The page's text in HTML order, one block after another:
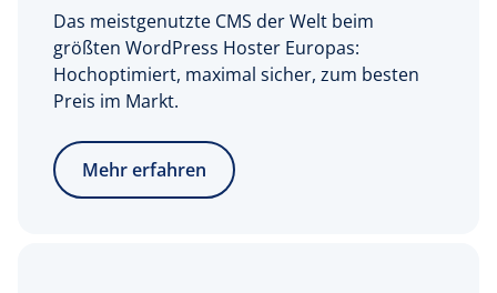
Das meistgenutzte CMS der Welt beim
größten WordPress Hoster Europas:
Hochoptimiert, maximal sicher, zum besten
Preis im Markt.
Mehr erfahren